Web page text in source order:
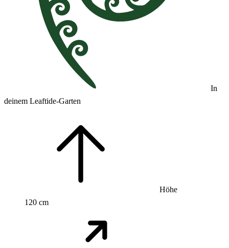
In
deinem Leaftide-Garten
Höhe
120 cm